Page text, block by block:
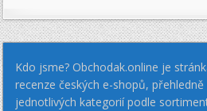
Kdo jsme? Obchodak.online je
recenze českých e-shopů,
jednotlivých kategorií podle